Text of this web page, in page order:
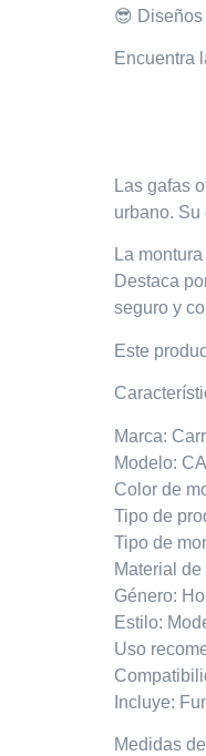
😎 Diseños
Encuentra
Las gafas
urbano. Su
La
Destaca
seguro y
Este
Marca:
Modelo:
Color de
Tipo de
Tipo de
Material
Género:
Estilo:
Uso
Incluye:
Medidas